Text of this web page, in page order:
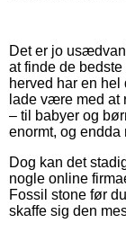
Det er jo
at finde de
herved har en
lade være med at
– til babyer og
enormt, og endda
Dog kan det
nogle online
Fossil stone før
skaffe sig den